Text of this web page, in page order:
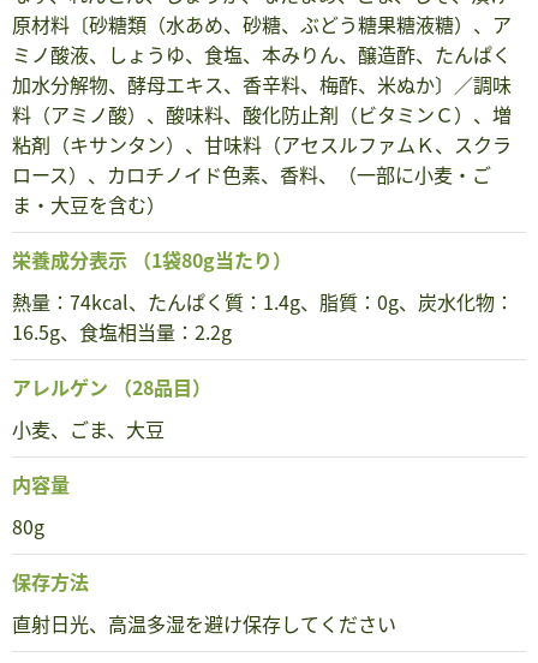
原材料〔砂糖類（水あめ、砂糖、ぶどう糖果糖液糖）、ア
ミノ酸液、しょうゆ、食塩、本みりん、醸造酢、たんぱく
加水分解物、酵母エキス、香辛料、梅酢、米ぬか〕／調味
料（アミノ酸）、酸味料、酸化防止剤（ビタミンＣ）、増
粘剤（キサンタン）、甘味料（アセスルファムＫ、スクラ
ロース）、カロチノイド色素、香料、（一部に小麦・ご
ま・大豆を含む）
栄養成分表示 （1袋80g当たり）
熱量：74kcal、たんぱく質：1.4g、脂質：0g、炭水化物：
16.5g、食塩相当量：2.2g
アレルゲン （28品目）
小麦、ごま、大豆
内容量
80g
保存方法
直射日光、高温多湿を避け保存してください